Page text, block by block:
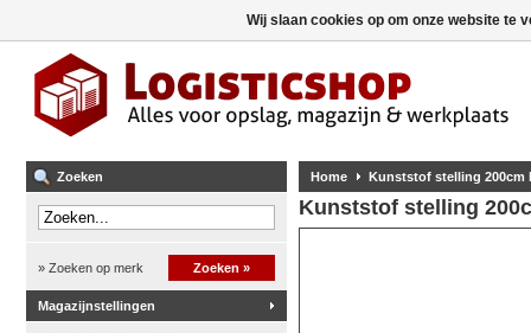
Zoeken
» Zoeken op merk Zoeken »
Magazijnstellingen
Home Kunststof stelling 200cm
Kunststof stelling
Wij slaan cookies op om onze website te